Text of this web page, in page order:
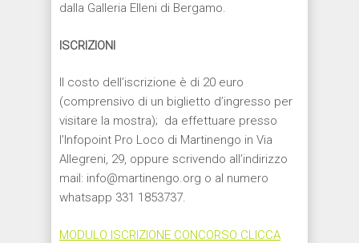
dalla Galleria Elleni di Bergamo.
ISCRIZIONI
Il costo dell’iscrizione è di 20 euro
(comprensivo di un biglietto d’ingresso per
visitare la mostra); da effettuare presso
l’Infopoint Pro Loco di Martinengo in Via
Allegreni, 29, oppure scrivendo all’indirizzo
mail: info@martinengo.org o al numero
whatsapp 331 1853737.
MODULO ISCRIZIONE CONCORSO CLICCA